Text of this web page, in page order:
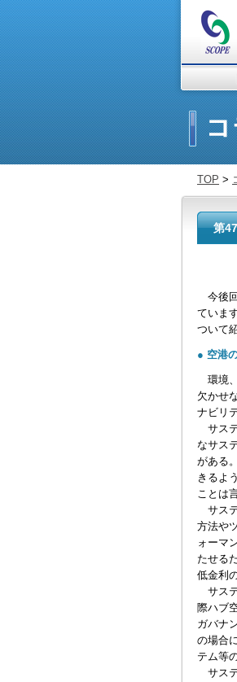
TOP >
第
今後
ていま
ついて
● 空港
環境
欠かせ
ナビリ
サス
なサス
がある
きるよ
ことは
サス
方法や
ォーマ
たせる
低金利
サス
際ハブ
ガバナ
の場合
テム等
サス